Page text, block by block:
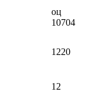
оц
10704
1220
12